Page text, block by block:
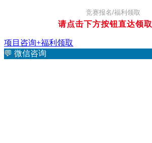
竞赛报名/福利领取
请点击下方按钮直达领取
项目咨询+福利领取
💬 微信咨询